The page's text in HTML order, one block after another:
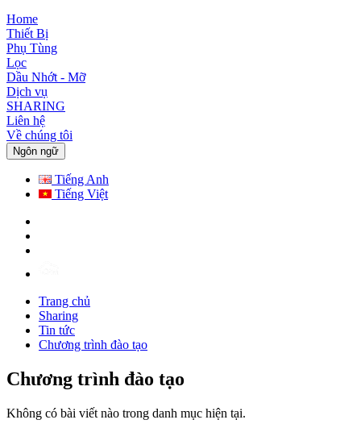
Home
Thiết Bị
Phụ Tùng
Lọc
Dầu Nhớt - Mỡ
Dịch vụ
SHARING
Liên hệ
Về chúng tôi
Ngôn ngữ
Tiếng Anh
Tiếng Việt
Trang chủ
Sharing
Tin tức
Chương trình đào tạo
Chương trình đào tạo
Không có bài viết nào trong danh mục hiện tại.